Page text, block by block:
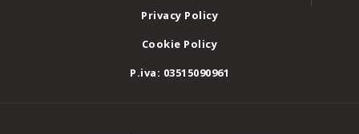
Privacy Policy
Cookie Policy
P.iva: 03515090961